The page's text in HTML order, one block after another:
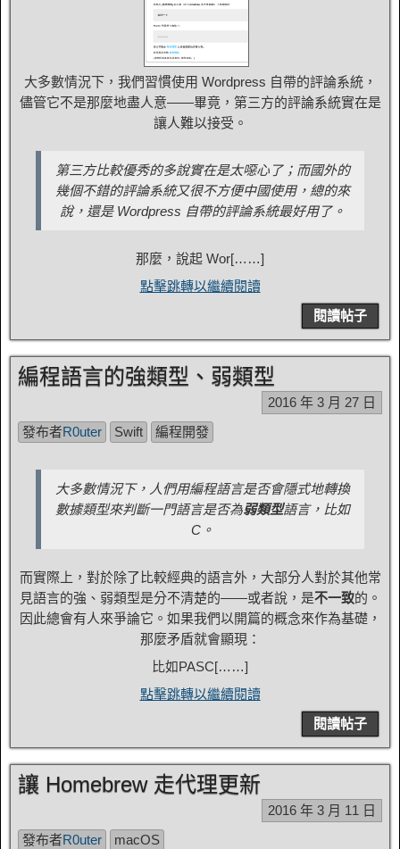
大多數情況下，我們習慣使用 Wordpress 自帶的評論系統，
儘管它不是那麼地盡人意——畢竟，第三方的評論系統實在是
讓人難以接受。
第三方比較優秀的多說實在是太噁心了；而國外的
幾個不錯的評論系統又很不方便中國使用，總的來
說，還是 Wordpress 自帶的評論系統最好用了。
那麼，說起 Wor[……]
點擊跳轉以繼續閱讀
閱讀帖子
編程語言的強類型、弱類型
2016 年 3 月 27 日
發布者R0uter Swift 編程開發
大多數情況下，人們用編程語言是否會隱式地轉換
數據類型來判斷一門語言是否為弱類型語言，比如
C。
而實際上，對於除了比較經典的語言外，大部分人對於其他常
見語言的強、弱類型是分不清楚的——或者說，是不一致的。
因此總會有人來爭論它。如果我們以開篇的概念來作為基礎，
那麼矛盾就會顯現：
比如PASC[……]
點擊跳轉以繼續閱讀
閱讀帖子
讓 Homebrew 走代理更新
2016 年 3 月 11 日
發布者R0uter
macOS